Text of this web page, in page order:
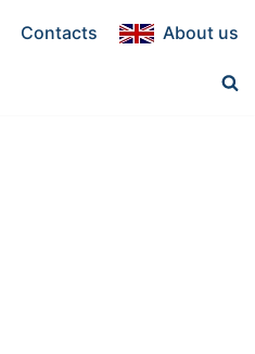
Contacts About us